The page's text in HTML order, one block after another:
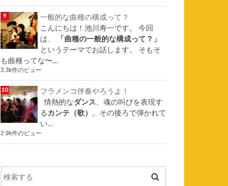
一般的な曲種の構成って？
こんにちは！池川寿一です。 今回
は、
「曲種の一般的な構成って？」
というテーマでお話します。 そもそ
も曲種ってな〜...
3.3k件のビュー
フラメンコ伴奏やろうよ！
情熱的なダンス、魂の叫びを表現す
るカンテ（歌） 。その後ろで弾かれて
い...
2.9k件のビュー